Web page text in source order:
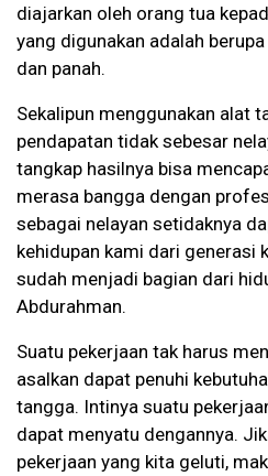
diajarkan oleh orang tua
yang digunakan adalah
dan panah.
Sekalipun menggunakan alat
pendapatan tidak sebesar
tangkap hasilnya bisa
merasa bangga dengan
sebagai nelayan setidaknya
kehidupan kami dari generasi
sudah menjadi bagian dari
Abdurahman.
Suatu pekerjaan tak harus
asalkan dapat penuhi
tangga. Intinya suatu
dapat menyatu dengannya.
pekerjaan yang kita geluti,